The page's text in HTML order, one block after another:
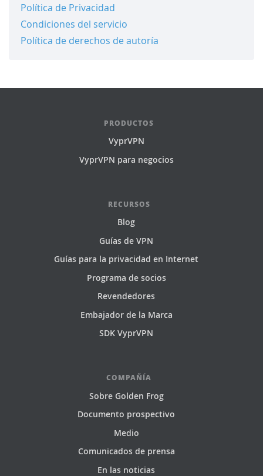
Política de Privacidad
Condiciones del servicio
Política de derechos de autoría
PRODUCTOS
VyprVPN
VyprVPN para negocios
RECURSOS
Blog
Guías de VPN
Guías para la privacidad en Internet
Programa de socios
Revendedores
Embajador de la Marca
SDK VyprVPN
COMPAÑÍA
Sobre Golden Frog
Documento prospectivo
Medio
Comunicados de prensa
En las noticias